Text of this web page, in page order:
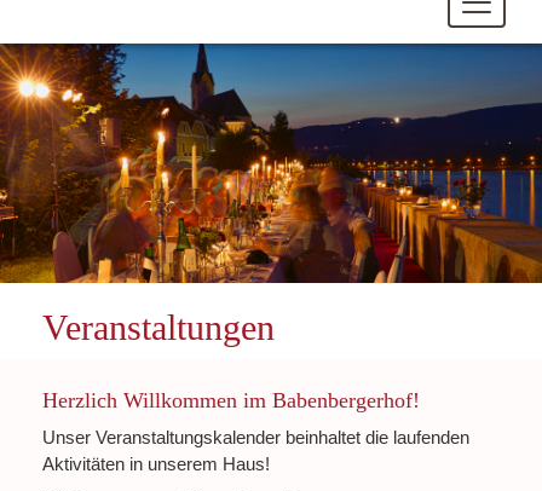
Veranstaltungen
Herzlich Willkommen im Babenbergerhof!
Unser Veranstaltungskalender beinhaltet die laufenden
Aktivitäten in unserem Haus!